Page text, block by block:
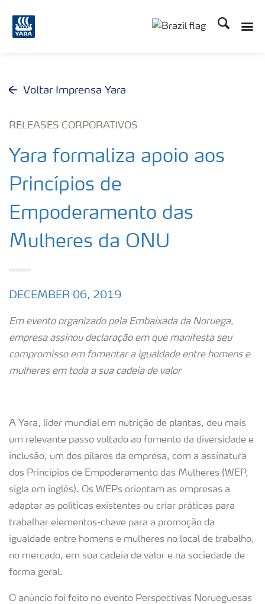
Busca
Voltar Imprensa Yara
RELEASES CORPORATIVOS
Yara formaliza apoio aos
Princípios de
Empoderamento das
Mulheres da ONU
DECEMBER 06, 2019
Em evento organizado pela Embaixada da Noruega,
empresa assinou declaração em que manifesta seu
compromisso em fomentar a igualdade entre homens e
mulheres em toda a sua cadeia de valor
A Yara, líder mundial em nutrição de plantas, deu mais
um relevante passo voltado ao fomento da diversidade e
inclusão, um dos pilares da empresa, com a assinatura
dos Princípios de Empoderamento das Mulheres (WEP,
sigla em inglês). Os WEPs orientam as empresas a
adaptar as políticas existentes ou criar práticas para
trabalhar elementos-chave para a promoção da
igualdade entre homens e mulheres no local de trabalho,
no mercado, em sua cadeia de valor e na sociedade de
forma geral.
O anúncio foi feito no evento Perspectivas Norueguesas